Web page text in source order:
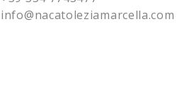
info@nacatoleziamarcella.com